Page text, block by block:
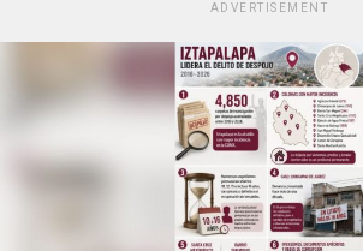
ADVERTISEMENT